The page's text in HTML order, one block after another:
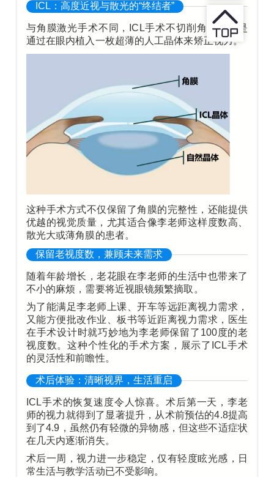
ICL：高度近视与散光的“终结者”
与角膜激光手术不同， ICL手术不切削角膜，而是
通过在眼内植入一枚超薄的人工晶体来矫正视力。
这种手术方式不仅保留了角膜的完整性，还能提供
优越的视觉质量，尤其适合像李老师这样度数高、
散光大或薄角膜的患者。
保留老视度数，兼顾未来需求
随着年龄增长，老花眼在李老师的生活中也带来了
不小的麻烦，需要将近视眼镜频繁摘取。
为了能满足李老师上课、开车等远距离视力需求，
又能方便批改作业、板书等近距离视力需求，医生
在手术设计时就巧妙地为李老师保留了100度的老
视度数。这种个性化的手术方案，展示了ICL手术
的灵活性和前瞻性。
术后体验：清晰视界，生活重启
ICL手术的恢复速度令人惊喜。术后第一天，李老
师的视力就得到了显著提升，从术前预估的4.8提高
到了4.9，虽然仍有轻微的异物感，但这些不适症状
在几天内逐渐消失。
术后一周，视力进一步稳定，仅有轻度眩光感，日
常生活与教学活动已不受影响。